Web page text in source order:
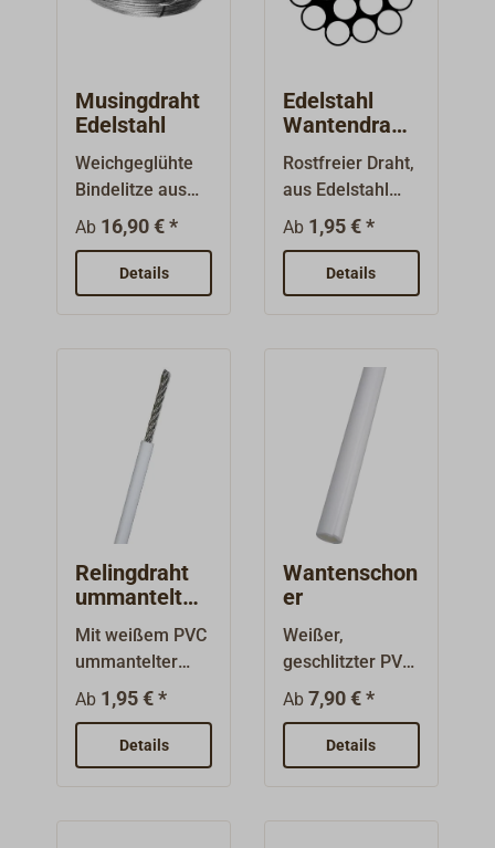
Musingdraht
Edelstahl
Weichgeglühte
Bindelitze aus
rostfreiem Stahl
(1.4401/AISI316
) zum Sichern
von Schäkeln
Kneifbändseln
Ab 16,90 € *
Details
Edelstahl
Wantendraht
1x19
Rostfreier Draht,
aus Edelstahl
1.4401
(AISI316).Sehr
steifer und
dehnungsarmer
spleißbar.Nicht
ständig am
Lager. Lieferung
lose (im
Abschnitt), auch
lieferbar in 125
m-Spulen.
Ab 1,95 € *
Details
Relingdraht
ummantelt
lose
Mit weißem PVC
ummantelter
Edelstahldraht
(Konstruktion
7x7) für
Relingsdurchzüg
Ab 1,95 € *
Details
Wantenschon
er
Weißer,
geschlitzter PVC-
Schlauch, Länge
1,80 m. Der
Wantenschoner
ist leicht zu
Ab 7,90 € *
Details